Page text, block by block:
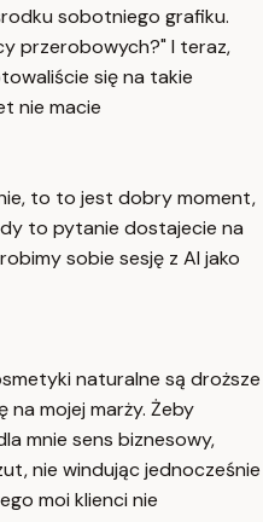
sobotniego grafiku.
przerobowych?" I teraz,
się na takie
nie macie
to to jest dobry moment,
to pytanie dostajecie na
sobie sesję z AI jako
naturalne są droższe
mojej marży. Żeby
mnie sens biznesowy,
nie windując jednocześnie
moi klienci nie